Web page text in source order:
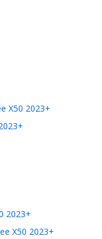
X50 2023+
2023+
X50 2023+